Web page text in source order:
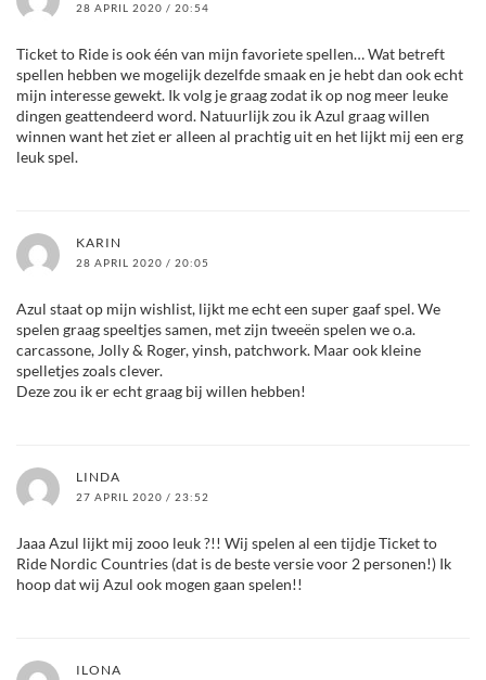
28 APRIL 2020 / 20:54
Ticket to Ride is ook één van mijn favoriete spellen… Wat betreft
spellen hebben we mogelijk dezelfde smaak en je hebt dan ook echt
mijn interesse gewekt. Ik volg je graag zodat ik op nog meer leuke
dingen geattendeerd word. Natuurlijk zou ik Azul graag willen
winnen want het ziet er alleen al prachtig uit en het lijkt mij een erg
leuk spel.
KARIN
28 APRIL 2020 / 20:05
Azul staat op mijn wishlist, lijkt me echt een super gaaf spel. We
spelen graag speeltjes samen, met zijn tweeën spelen we o.a.
carcassone, Jolly & Roger, yinsh, patchwork. Maar ook kleine
spelletjes zoals clever.
Deze zou ik er echt graag bij willen hebben!
LINDA
27 APRIL 2020 / 23:52
Jaaa Azul lijkt mij zooo leuk ?!! Wij spelen al een tijdje Ticket to
Ride Nordic Countries (dat is de beste versie voor 2 personen!) Ik
hoop dat wij Azul ook mogen gaan spelen!!
ILONA